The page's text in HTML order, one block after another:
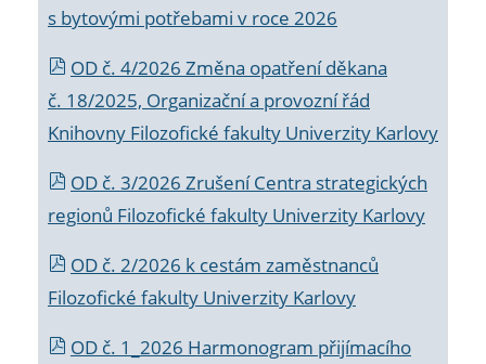
s bytovými potřebami v roce 2026
OD č. 4/2026 Změna opatření děkana
č. 18/2025, Organizační a provozní řád
Knihovny Filozofické fakulty Univerzity Karlovy
OD č. 3/2026 Zrušení Centra strategických
regionů Filozofické fakulty Univerzity Karlovy
OD č. 2/2026 k cestám zaměstnanců
Filozofické fakulty Univerzity Karlovy
OD č. 1_2026 Harmonogram přijímacího